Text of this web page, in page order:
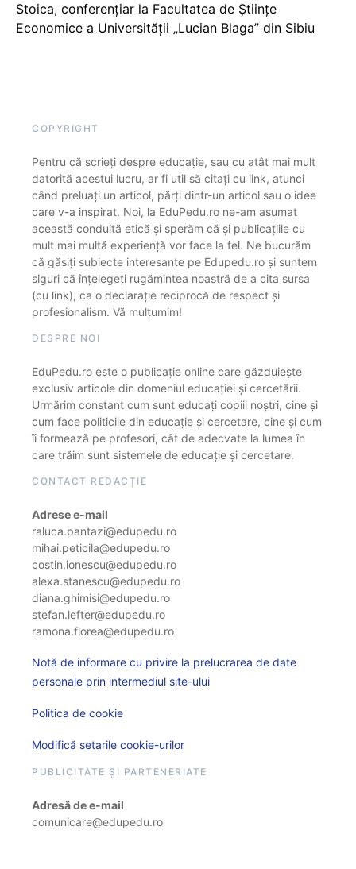
Stoica, conferențiar la Facultatea de Științe
Economice a Universității „Lucian Blaga” din Sibiu
COPYRIGHT
Pentru că scrieți despre educație, sau cu atât mai mult
datorită acestui lucru, ar fi util să citați cu link, atunci
când preluați un articol, părți dintr-un articol sau o idee
care v-a inspirat. Noi, la EduPedu.ro ne-am asumat
această conduită etică și sperăm că și publicațiile cu
mult mai multă experiență vor face la fel. Ne bucurăm
că găsiți subiecte interesante pe Edupedu.ro și suntem
siguri că înțelegeți rugămintea noastră de a cita sursa
(cu link), ca o declarație reciprocă de respect și
profesionalism. Vă mulțumim!
DESPRE NOI
EduPedu.ro este o publicație online care găzduiește
exclusiv articole din domeniul educației și cercetării.
Urmărim constant cum sunt educați copiii noștri, cine și
cum face politicile din educație și cercetare, cine și cum
îi formează pe profesori, cât de adecvate la lumea în
care trăim sunt sistemele de educație și cercetare.
CONTACT REDACȚIE
Adrese e-mail
raluca.pantazi@edupedu.ro
mihai.peticila@edupedu.ro
costin.ionescu@edupedu.ro
alexa.stanescu@edupedu.ro
diana.ghimisi@edupedu.ro
stefan.lefter@edupedu.ro
ramona.florea@edupedu.ro
Notă de informare cu privire la prelucrarea de date
personale prin intermediul site-ului
Politica de cookie
Modifică setarile cookie-urilor
PUBLICITATE ȘI PARTENERIATE
Adresă de e-mail
comunicare@edupedu.ro